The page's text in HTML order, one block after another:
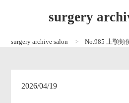
surgery
surgery archive salon No.985 上顎頬
2026/04/19